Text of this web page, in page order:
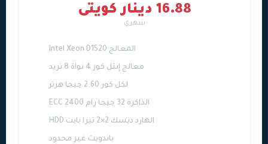
16.88 دينار كويتى
شهري
المعالج Intel Xeon D1520
معالج إنتل كور 4 نواة 8 ثريد
لكل كور 2.60 جيجا هرتز
الذاكرة 32 جيجا رام ECC 2400
الهارد ديسك 2×2 تيرا بايت HDD
باندويث غير محدود